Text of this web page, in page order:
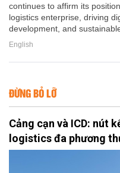
continues to affirm its
logistics enterprise, driving
development, and
English
ĐỪNG BỎ LỠ
Cảng cạn và ICD: nút
logistics đa phương